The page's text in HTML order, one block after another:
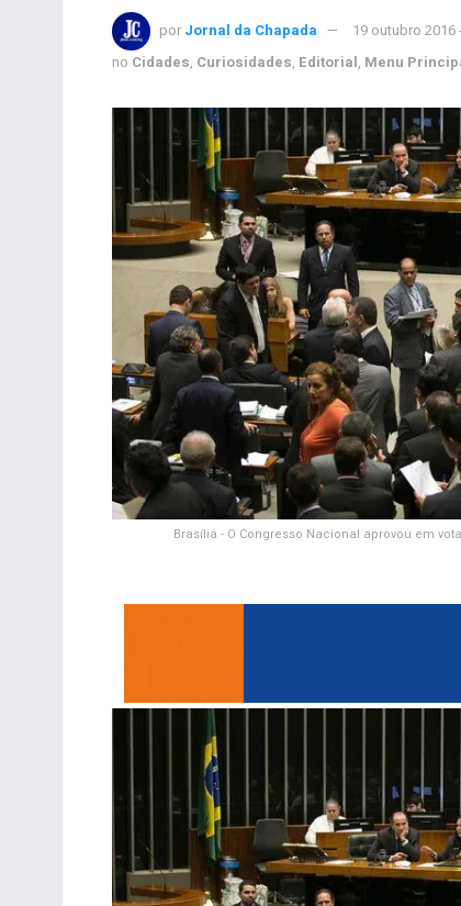
por Jornal da Chapada
19 outubro 2016
no Cidades, Curiosidades, Editorial, Menu
Brasília - O Congresso Nacional aprovou em